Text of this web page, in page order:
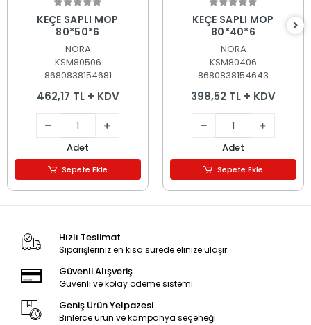
KEÇE SAPLI MOP
80*50*6
NORA
KSM80506
8680838154681
462,17 TL + KDV
Adet
Sepete Ekle
KEÇE SAPLI MOP
80*40*6
NORA
KSM80406
8680838154643
398,52 TL + KDV
Adet
Sepete Ekle
Hızlı Teslimat
Siparişleriniz en kısa sürede elinize ulaşır.
Güvenli Alışveriş
Güvenli ve kolay ödeme sistemi
Geniş Ürün Yelpazesi
Binlerce ürün ve kampanya seçeneği